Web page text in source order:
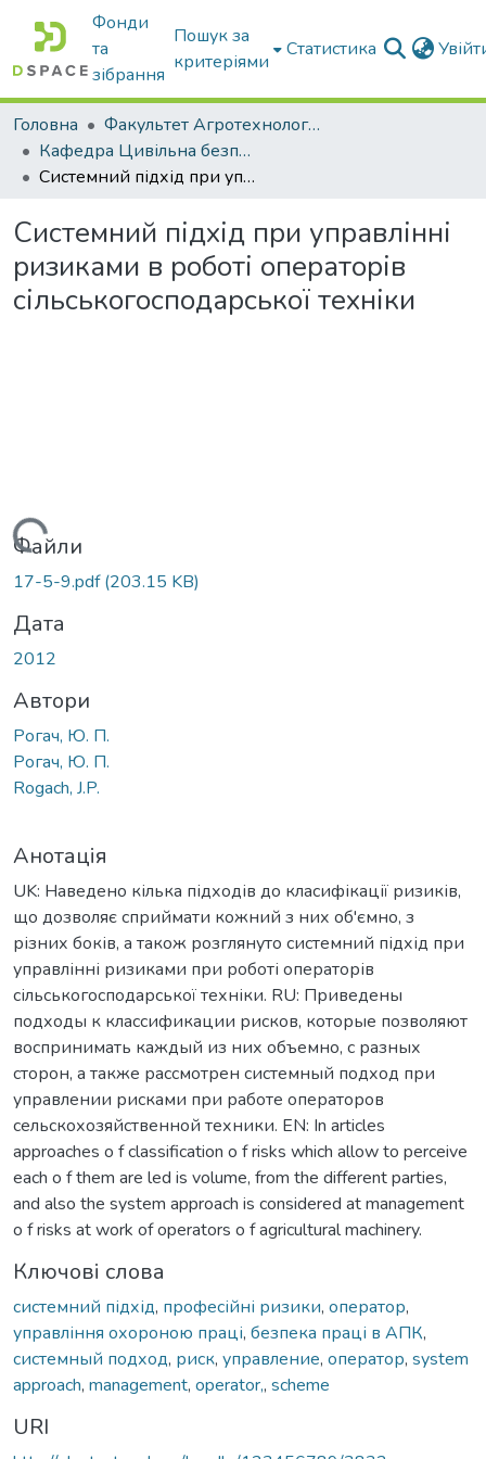
Фонди
та
зібрання
Пошук за
критеріями
Статистика
Головна
Факультет Агротехнологій та екології
Кафедра Цивільна безпека
Системний підхід при управлінні ризиками в роботі операторів сільськогосподарської техніки
Системний підхід при управлінні
ризиками в роботі операторів
сільськогосподарської техніки
Вантажиться...
Файли
17-5-9.pdf(203.15 KB)
Дата
2012
Автори
Рогач, Ю. П.
Рогач, Ю. П.
Rogach, J.P.
Анотація
UK: Наведено кілька підходів до класифікації ризиків,
що дозволяє сприймати кожний з них об'ємно, з
різних боків, а також розглянуто системний підхід при
управлінні ризиками при роботі операторів
сільськогосподарської техніки. RU: Приведены
подходы к классификации рисков, которые позволяют
воспринимать каждый из них объемно, с разных
сторон, а также рассмотрен системный подход при
управлении рисками при работе операторов
сельскохозяйственной техники. EN: In articles
approaches o f classification o f risks which allow to perceive
each o f them are led is volume, from the different parties,
and also the system approach is considered at management
o f risks at work of operators o f agricultural machinery.
Ключові слова
системний підхід, професійні ризики, оператор,
управління охороною праці, безпека праці в АПК,
системный подход, риск, управление, оператор, system
approach, management, operator,, scheme
URI